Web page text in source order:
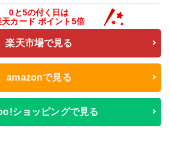
楽天市場で見る
amazonで見る
ショッピングで見る